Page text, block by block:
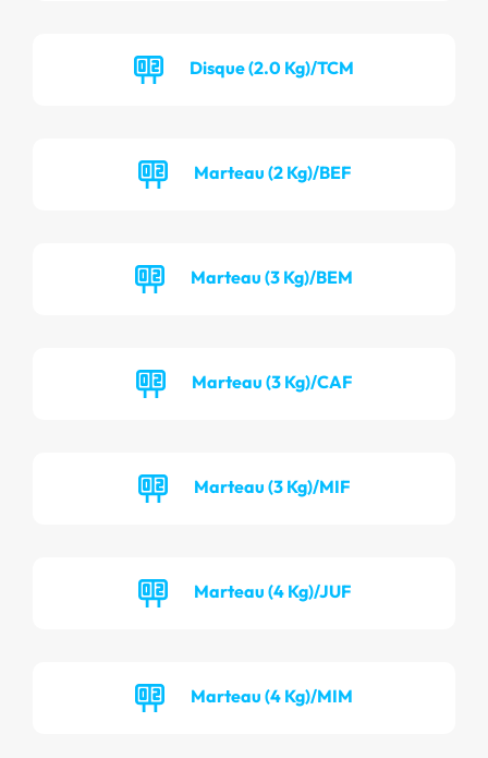
Disque (2.0 Kg)/TCM
Marteau (2 Kg)/BEF
Marteau (3 Kg)/BEM
Marteau (3 Kg)/CAF
Marteau (3 Kg)/MIF
Marteau (4 Kg)/JUF
Marteau (4 Kg)/MIM